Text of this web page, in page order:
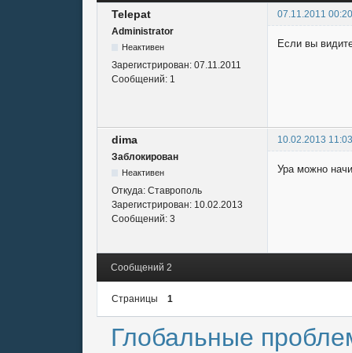
Telepat
07.11.2011
Administrator
Неактивен
Зарегистрирован: 07.11.2011
Сообщений: 1
Если вы
dima
10.02.2013
Заблокирован
Неактивен
Откуда: Ставрополь
Зарегистрирован: 10.02.2013
Сообщений: 3
Ура можно
Сообщений 2
Страницы 1
Глобальные